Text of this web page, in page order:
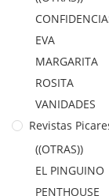
EVA
MARGARITA
ROSITA
VANIDADES
Revistas
((OTRAS))
EL PINGUINO
PENTHOUSE